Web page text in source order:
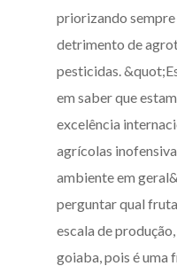
priorizando
detrimento de
pesticidas.
em saber que
excelência
agrícolas
ambiente em
perguntar qual
escala de
goiaba, pois é uma